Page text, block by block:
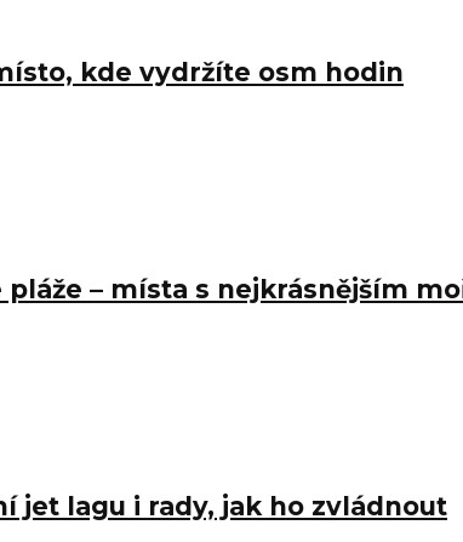
kde vydržíte osm hodin
– místa s nejkrásnějším
jet lagu i rady, jak ho zvládnout